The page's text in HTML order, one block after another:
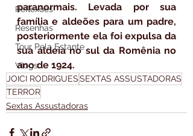
Reflexões
Resenhas
Tour Pela Estante
Vlogs
paranormais. Levada por sua
família e aldeões para um padre,
posteriormente ela foi expulsa da
sua aldeia no sul da Romênia no
ano de 1924.
JOICI RODRIGUESSEXTAS ASSUSTADORAS
TERROR
Sextas Assustadoras